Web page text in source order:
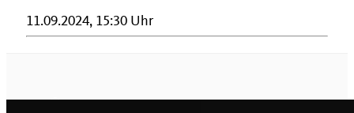
11.09.2024, 15:30 Uhr